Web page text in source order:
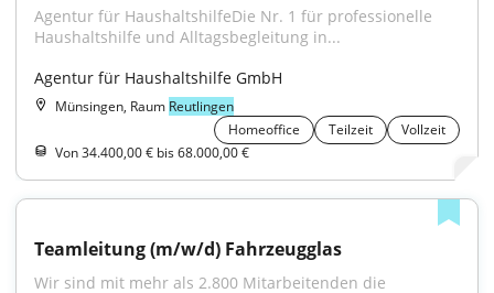
Agentur für HaushaltshilfeDie Nr. 1 für professionelle
Haushaltshilfe und Alltagsbegleitung in...
Agentur für Haushaltshilfe GmbH
Münsingen, Raum Reutlingen
Homeoffice
Teilzeit
Vollzeit
Von 34.400,00 € bis 68.000,00 €
Teamleitung (m/w/d) Fahrzeugglas
Wir sind mit mehr als 2.800 Mitarbeitenden die